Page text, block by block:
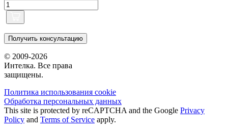
Получить консультацию
© 2009-2026
Интелка. Все права
защищены.
Политика использования сookie
Обработка персональных данных
This site is protected by reCAPTCHA and the Google Privacy
Policy and Terms of Service apply.